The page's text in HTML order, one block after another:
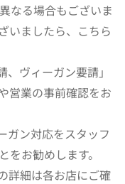
なる場合もございま
いましたら、こちら
ヴィーガン要請」
営業の事前確認をお
ガン対応をスタッフ
お勧めします。
詳細は各お店にご確